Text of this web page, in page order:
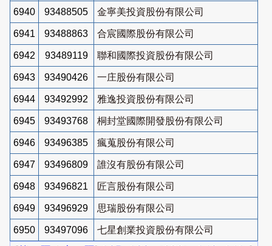
6940 93488505 金寧美投資股份有限公司
6941 93488863 合宸國際股份有限公司
6942 93489119 聯和國際投資股份有限公司
6943 93490426 一庄股份有限公司
6944 93492992 雅逸投資股份有限公司
6945 93493768 桐封堂國際開發股份有限公司
6946 93496385 瘋蒐股份有限公司
6947 93496809 誰沒有股份有限公司
6948 93496821 匠言股份有限公司
6949 93496929 思瑞股份有限公司
6950 93497096
七星創業投資股份有限公司